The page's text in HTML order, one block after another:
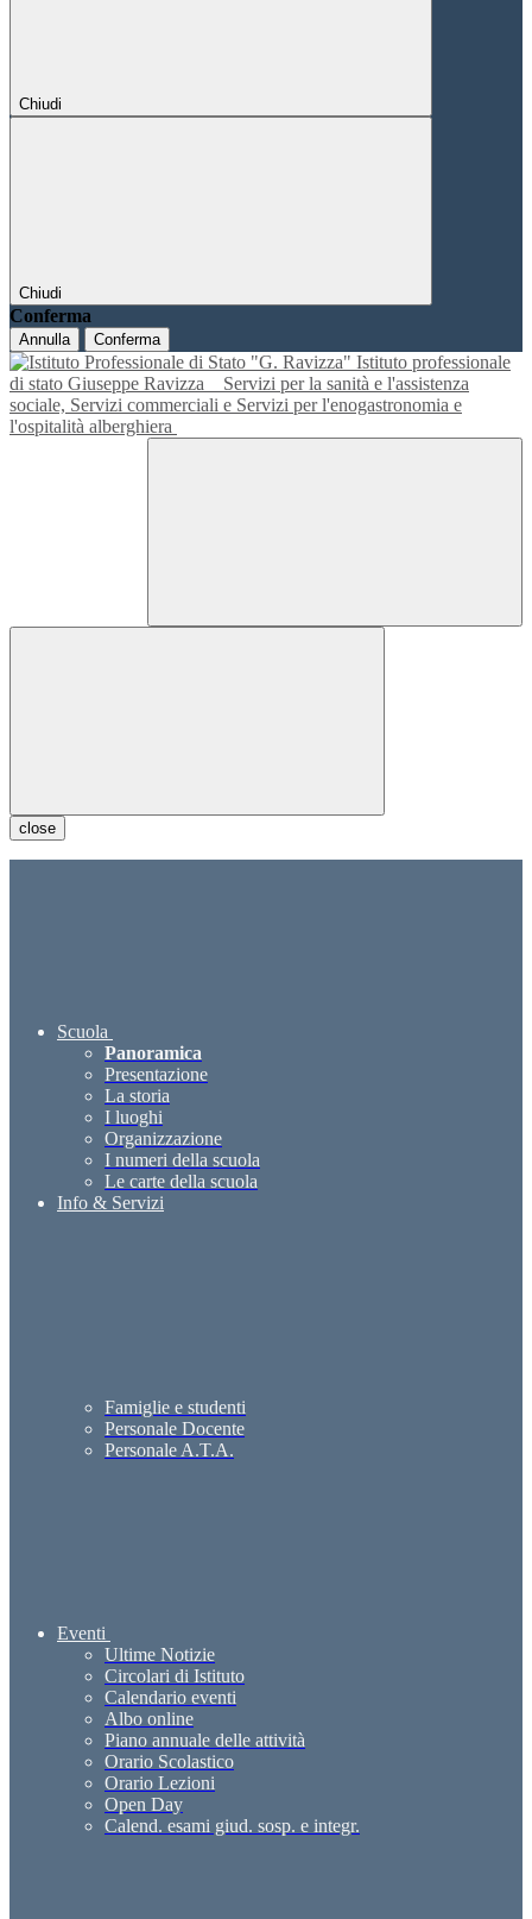
Chiudi
Chiudi
Conferma
Annulla Conferma
Istituto professionale
di stato Giuseppe Ravizza
Servizi per la sanità e l'assistenza
sociale, Servizi commerciali e Servizi per l'enogastronomia e
l'ospitalità alberghiera
close
Scuola
Panoramica
Presentazione
La storia
I luoghi
Organizzazione
I numeri della scuola
Le carte della scuola
Info & Servizi
Famiglie e studenti
Personale Docente
Personale A.T.A.
Eventi
Ultime Notizie
Circolari di Istituto
Calendario eventi
Albo online
Piano annuale delle attività
Orario Scolastico
Orario Lezioni
Open Day
Calend. esami giud. sosp. e integr.